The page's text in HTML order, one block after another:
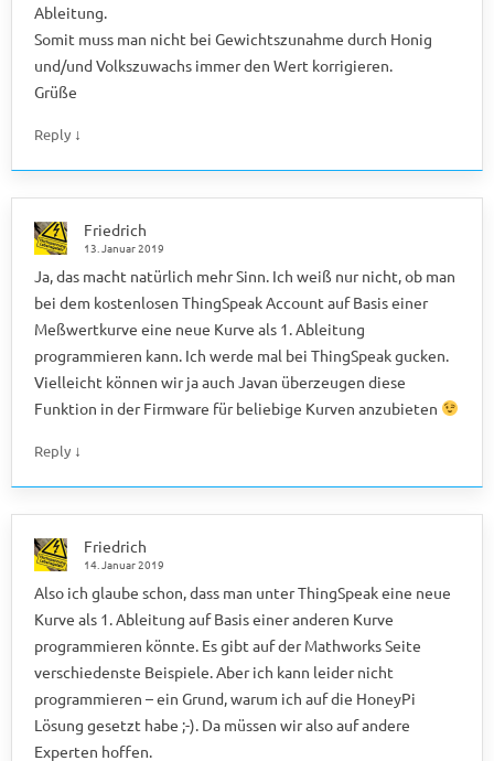
Ableitung.
Somit muss man nicht bei Gewichtszunahme durch Honig
und/und Volkszuwachs immer den Wert korrigieren.
Grüße
Reply ↓
Friedrich
13. Januar 2019
Ja, das macht natürlich mehr Sinn. Ich weiß nur nicht, ob man
bei dem kostenlosen ThingSpeak Account auf Basis einer
Meßwertkurve eine neue Kurve als 1. Ableitung
programmieren kann. Ich werde mal bei ThingSpeak gucken.
Vielleicht können wir ja auch Javan überzeugen diese
Funktion in der Firmware für beliebige Kurven anzubieten
Reply ↓
Friedrich
14. Januar 2019
Also ich glaube schon, dass man unter ThingSpeak eine neue
Kurve als 1. Ableitung auf Basis einer anderen Kurve
programmieren könnte. Es gibt auf der Mathworks Seite
verschiedenste Beispiele. Aber ich kann leider nicht
programmieren – ein Grund, warum ich auf die HoneyPi
Lösung gesetzt habe ;-). Da müssen wir also auf andere
Experten hoffen.